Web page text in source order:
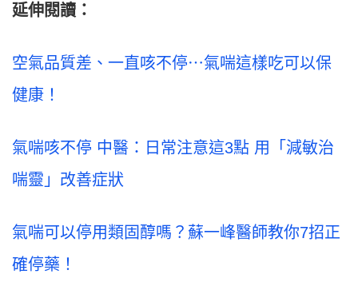
延伸閱讀：
空氣品質差、一直咳不停⋯氣喘這樣吃可以保
健康！
氣喘咳不停 中醫：日常注意這3點 用「減敏治
喘靈」改善症狀
氣喘可以停用類固醇嗎？蘇一峰醫師教你7招正
確停藥！